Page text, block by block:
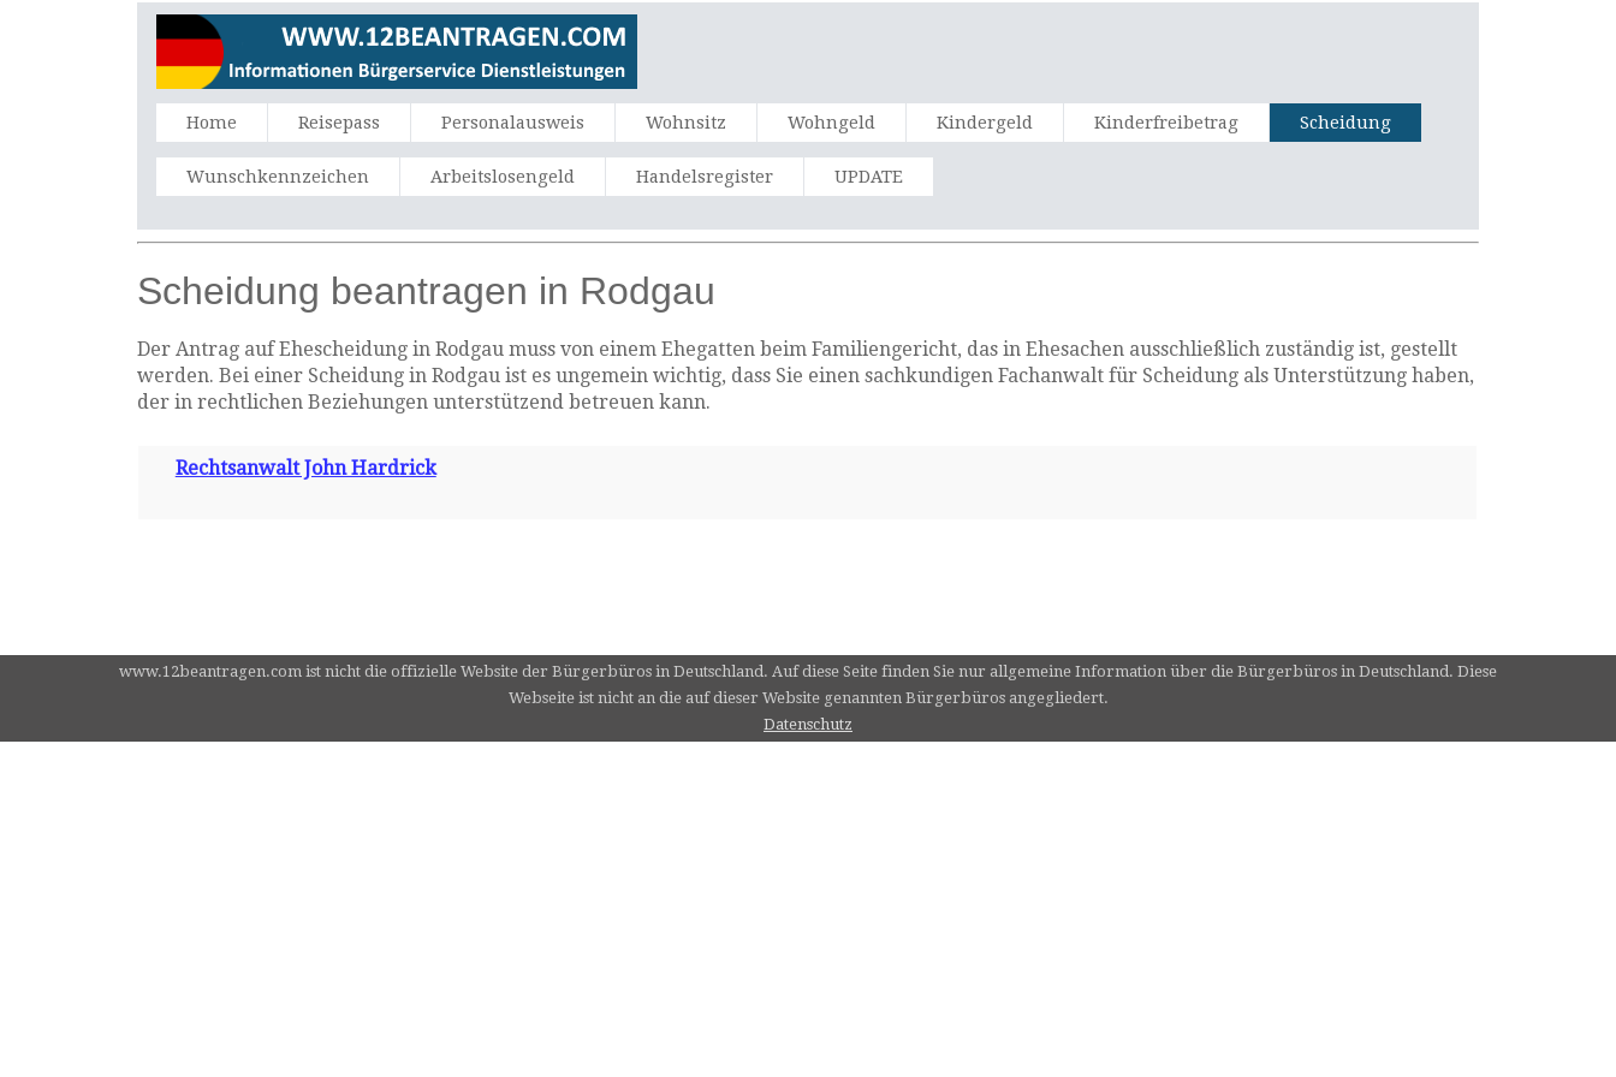
Home Reisepass Personalausweis Wohnsitz Wohngeld Kindergeld Kinderfreibetrag Scheidung
Wunschkennzeichen Arbeitslosengeld Handelsregister UPDATE
Scheidung beantragen in Rodgau
Der Antrag auf Ehescheidung in Rodgau muss von einem Ehegatten beim Familiengericht, das in Ehesachen ausschließlich zuständig ist, gestellt
werden. Bei einer Scheidung in Rodgau ist es ungemein wichtig, dass Sie einen sachkundigen Fachanwalt für Scheidung als Unterstützung haben,
der in rechtlichen Beziehungen unterstützend betreuen kann.
Rechtsanwalt John Hardrick
www.12beantragen.com ist nicht die offizielle Website der Bürgerbüros in Deutschland. Auf diese Seite finden Sie nur allgemeine Information über die Bürgerbüros in Deutschland. Diese
Webseite ist nicht an die auf dieser Website genannten Bürgerbüros angegliedert.
Datenschutz